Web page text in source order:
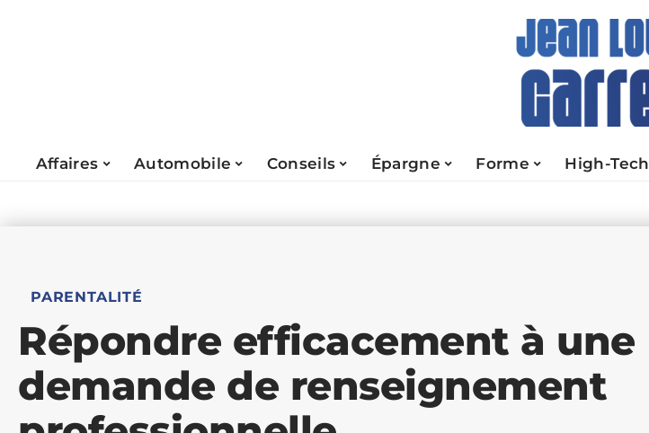
Affaires Automobile Conseils Épargne Forme High-Tech
PARENTALITÉ
Répondre efficacement à une
demande de renseignement